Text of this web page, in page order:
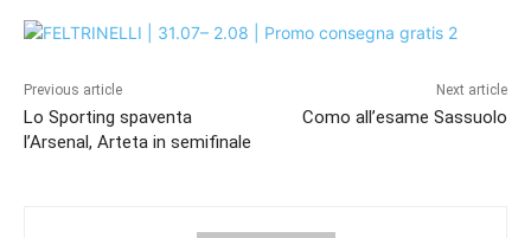
Previous article
Lo Sporting spaventa
l’Arsenal, Arteta in semifinale
Next article
Como all’esame Sassuolo